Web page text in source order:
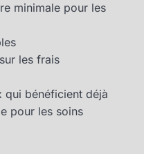
minimale pour les
les frais
qui bénéficient déjà
pour les soins